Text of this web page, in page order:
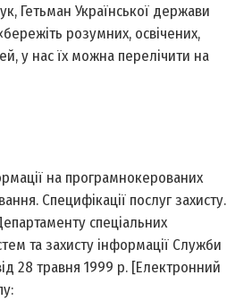
Гетьман Української держави
розумних, освічених,
у нас їх можна перелічити на
на програмно­керованих
Специфікації послуг захисту.
спеціальних
та захисту інформації Служби
28 травня 1999 р. [Електронний